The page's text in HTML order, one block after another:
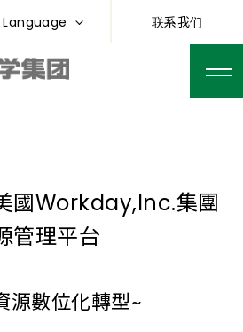
Language 联系我们
國Workday,Inc.集團
管理平台
源數位化轉型~